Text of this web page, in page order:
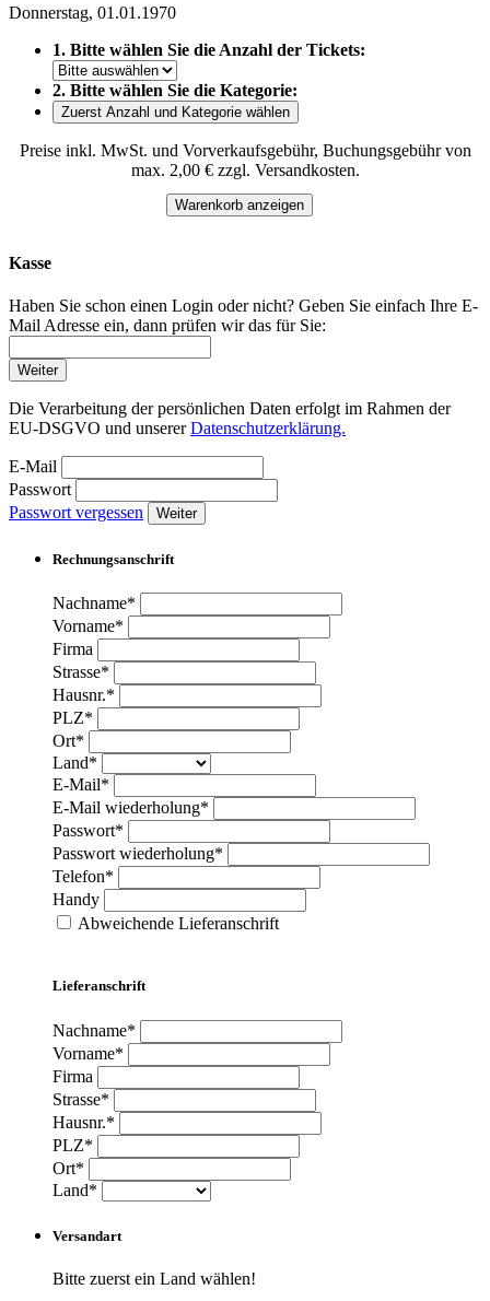
Donnerstag, 01.01.1970
1. Bitte wählen Sie die Anzahl der Tickets:
2. Bitte wählen Sie die Kategorie:
Zuerst Anzahl und Kategorie wählen
Preise inkl. MwSt. und Vorverkaufsgebühr, Buchungsgebühr von
max. 2,00 € zzgl. Versandkosten.
Warenkorb anzeigen
Kasse
Haben Sie schon einen Login oder nicht? Geben Sie einfach Ihre E-
Mail Adresse ein, dann prüfen wir das für Sie:
Weiter
Die Verarbeitung der persönlichen Daten erfolgt im Rahmen der
EU-DSGVO und unsererDatenschutzerklärung.
E-Mail
Passwort
Passwort vergessen
Weiter
Rechnungsanschrift
Nachname*
Vorname*
Firma
Strasse*
Hausnr.*
PLZ*
Ort*
Land*
E-Mail*
E-Mail wiederholung*
Passwort*
Passwort wiederholung*
Telefon*
Handy
Abweichende Lieferanschrift
Lieferanschrift
Nachname*
Vorname*
Firma
Strasse*
Hausnr.*
PLZ*
Ort*
Land*
Versandart
Bitte zuerst ein Land wählen!